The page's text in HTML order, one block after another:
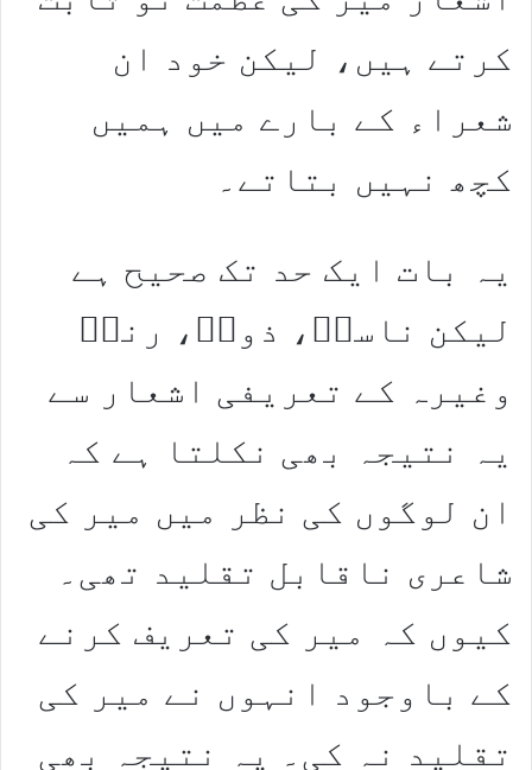
کرتے ہیں، لیکن خود ان
شعراء کے بارے میں ہمیں
کچھ نہیں بتاتے۔
یہ بات ایک حد تک صحیح ہے
لیکن ناسخؔ، ذوقؔ، رندؔ
وغیرہ کے تعریفی اشعار سے
یہ نتیجہ بھی نکلتا ہے کہ
ان لوگوں کی نظر میں میر کی
شاعری ناقابل تقلید تھی۔
کیوں کہ میر کی تعریف کرنے
کے باوجود انہوں نے میر کی
تقلید نہ کی۔ یہ نتیجہ بھی